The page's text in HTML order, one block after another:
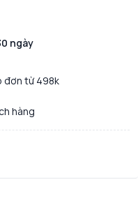
ngày
đơn từ 498k
hàng